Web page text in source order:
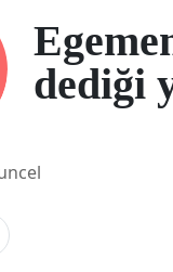
dediği